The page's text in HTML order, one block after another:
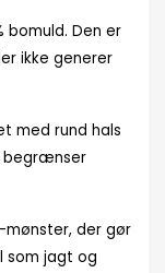
bomuld. Den er
ikke generer
med rund hals
begrænser
mønster, der gør
som jagt og